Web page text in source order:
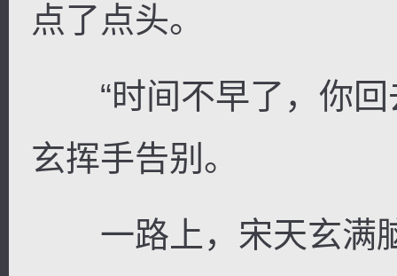
点了点头。
“时间不早了，你回
玄挥手告别。
一路上，宋天玄满